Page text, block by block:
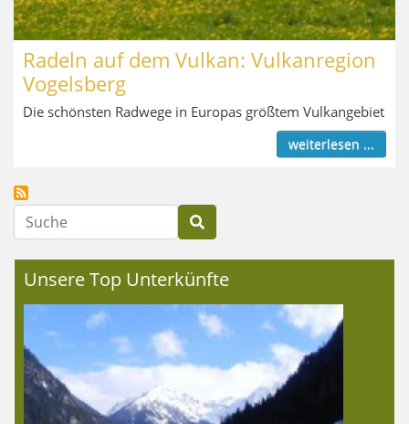
Radeln auf dem Vulkan: Vulkanregion
Vogelsberg
Die schönsten Radwege in Europas größtem Vulkangebiet
weiterlesen ...
Suche
Unsere Top Unterkünfte